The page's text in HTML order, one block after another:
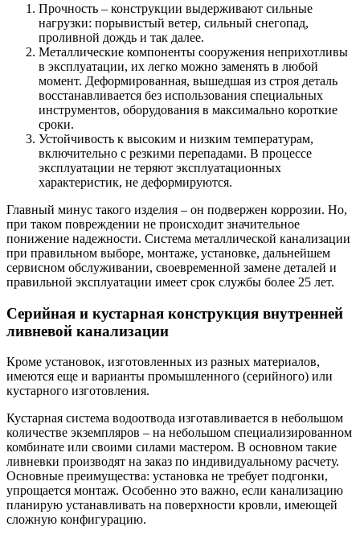
Прочность – конструкции выдерживают сильные
нагрузки: порывистый ветер, сильный снегопад,
проливной дождь и так далее.
Металлические компоненты сооружения неприхотливы
в эксплуатации, их легко можно заменять в любой
момент. Деформированная, вышедшая из строя деталь
восстанавливается без использования специальных
инструментов, оборудования в максимально короткие
сроки.
Устойчивость к высоким и низким температурам,
включительно с резкими перепадами. В процессе
эксплуатации не теряют эксплуатационных
характеристик, не деформируются.
Главный минус такого изделия – он подвержен коррозии. Но,
при таком повреждении не происходит значительное
понижение надежности. Система металлической канализации
при правильном выборе, монтаже, установке, дальнейшем
сервисном обслуживании, своевременной замене деталей и
правильной эксплуатации имеет срок службы более 25 лет.
Серийная и кустарная конструкция внутренней
ливневой канализации
Кроме установок, изготовленных из разных материалов,
имеются еще и варианты промышленного (серийного) или
кустарного изготовления.
Кустарная система водоотвода изготавливается в небольшом
количестве экземпляров – на небольшом специализированном
комбинате или своими силами мастером. В основном такие
ливневки производят на заказ по индивидуальному расчету.
Основные преимущества: установка не требует подгонки,
упрощается монтаж. Особенно это важно, если канализацию
планирую устанавливать на поверхности кровли, имеющей
сложную конфигурацию.